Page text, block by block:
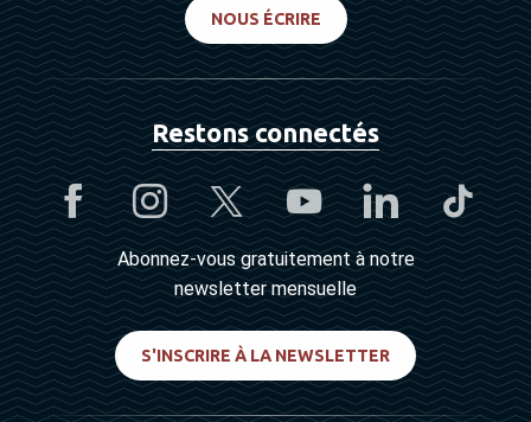
NOUS ÉCRIRE
Restons connectés
Abonnez-vous gratuitement à notre
newsletter mensuelle
S'INSCRIRE À LA NEWSLETTER